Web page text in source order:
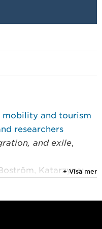
mobility and tourism
researchers
and exile,
Katarzyna;
+ Visa mer